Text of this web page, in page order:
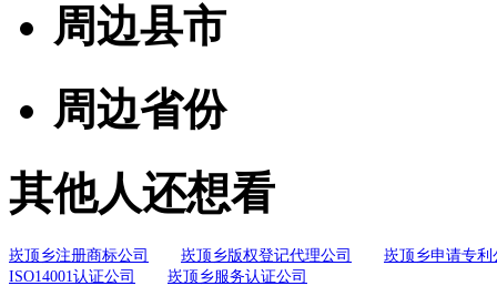
周边县市
周边省份
其他人还想看
崁顶乡注册商标公司 崁顶乡版权登记代理公司
崁顶乡申请专利
ISO14001认证公司
崁顶乡服务认证公司